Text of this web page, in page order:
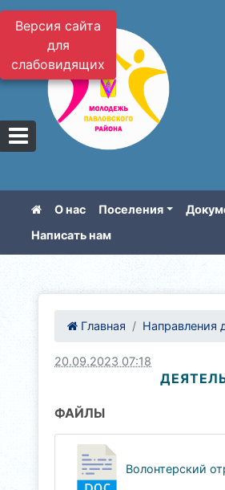
Версия сайта
для
слабовидящих
О нас Поселения
Написать нам
Главная Направления
20.09.2023 07:18
ФАЙЛЫ
Волонтерский